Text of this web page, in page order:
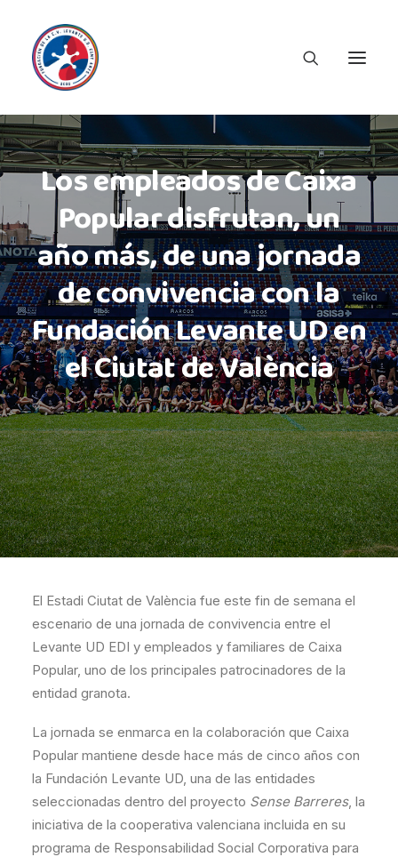
Los empleados de Caixa
Popular disfrutan, un
año más, de una jornada
de convivencia con la
Fundación Levante UD en
el Ciutat de València
El Estadi Ciutat de València fue este fin de semana el
escenario de una jornada de convivencia entre el
Levante UD EDI y empleados y familiares de Caixa
Popular, uno de los principales patrocinadores de la
entidad granota.
La jornada se enmarca en la colaboración que Caixa
Popular mantiene desde hace más de cinco años con
la Fundación Levante UD, una de las entidades
seleccionadas dentro del proyecto Sense Barreres, la
iniciativa de la cooperativa valenciana incluida en su
programa de Responsabilidad Social Corporativa para